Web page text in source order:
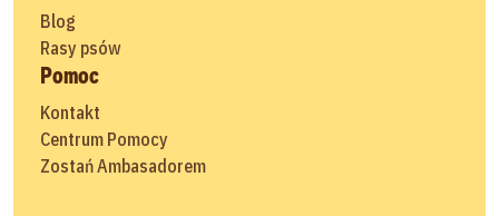
Blog
Rasy psów
Pomoc
Kontakt
Centrum Pomocy
Zostań Ambasadorem